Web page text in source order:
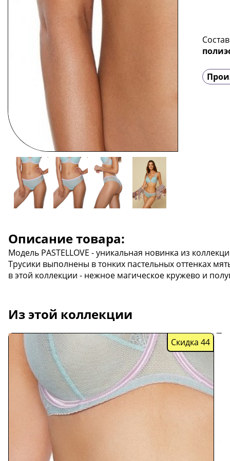
Описание товара:
Модель PASTELLOVE - уникальная новинка из
Трусики выполнены в тонких пастельных оттенках
в этой коллекции - нежное магическое кружево и
Из этой коллекции
Скидка 44